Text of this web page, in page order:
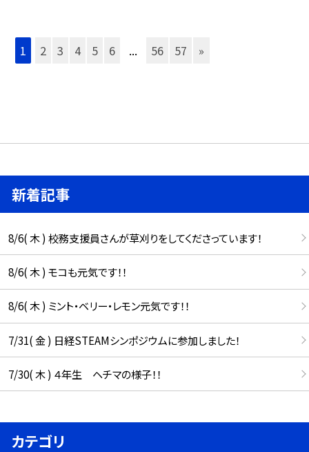
1 2 3 4 5 6 ... 56 57 »
新着記事
8/6( 木 ) 校務支援員さんが草刈りをしてくださっています！
8/6( 木 ) モコも元気です！！
8/6( 木 ) ミント・ベリー・レモン元気です！！
7/31( 金 ) 日経STEAMシンポジウムに参加しました！
7/30( 木 ) ４年生 ヘチマの様子！！
カテゴリ